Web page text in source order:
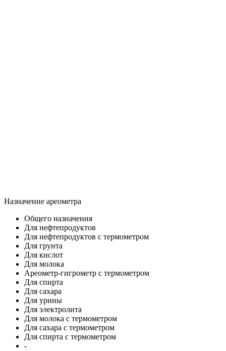
Назначение ареометра
Общего назначения
Для нефтепродуктов
Для нефтепродуктов с термометром
Для грунта
Для кислот
Для молока
Ареометр-гигрометр с термометром
Для спирта
Для сахара
Для урины
Для электролита
Для молока с термометром
Для сахара с термометром
Для спирта с термометром
-